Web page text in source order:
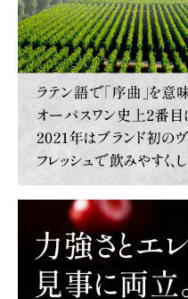
20歳以上ですか？
(必
須)
こちらの商品は【クール便】で